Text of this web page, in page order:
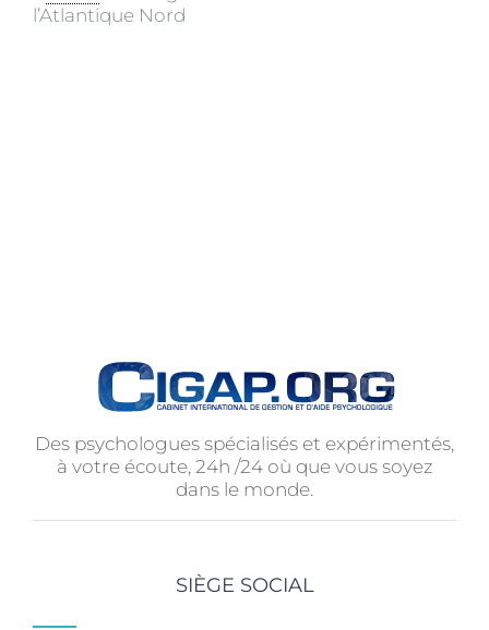
l’Atlantique Nord
Des psychologues spécialisés et expérimentés,
à votre écoute, 24h /24 où que vous soyez
dans le monde.
SIÈGE SOCIAL